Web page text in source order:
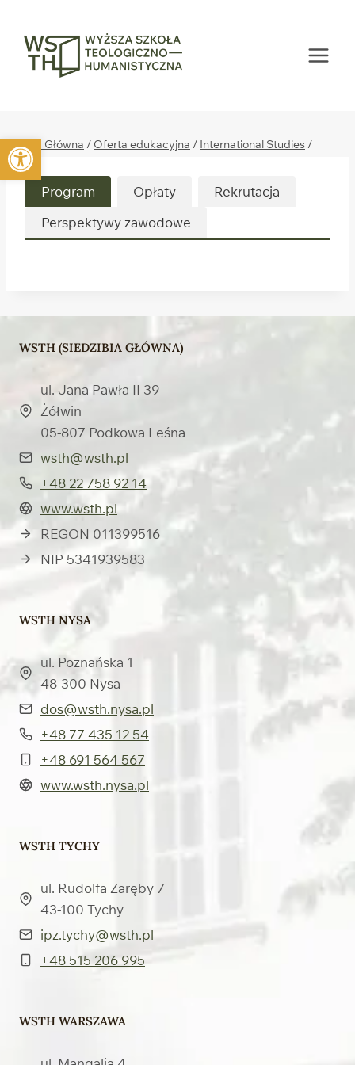
Otwórz pasek narzędzi
treści
Strona Główna / Oferta edukacyjna / International Studies /
Turism Managment
Program Opłaty
Rekrutacja
Perspektywy zawodowe
WSTH (SIEDZIBIA GŁÓWNA)
ul. Jana Pawła II 39
Żółwin
05-807 Podkowa Leśna
wsth@wsth.pl
+48 22 758 92 14
www.wsth.pl
REGON 011399516
NIP 5341939583
WSTH NYSA
ul. Poznańska 1
48-300 Nysa
dos@wsth.nysa.pl
+48 77 435 12 54
+48 691 564 567
www.wsth.nysa.pl
WSTH TYCHY
ul. Rudolfa Zaręby 7
43-100 Tychy
ipz.tychy@wsth.pl
+48 515 206 995
WSTH WARSZAWA